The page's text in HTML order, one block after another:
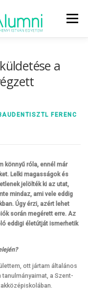
Menü
a
FERENC
könnyű róla, ennél már
Lelki magasságok és
jelölték ki az utat,
mindaz, ami vele eddig
Úgy érzi, azért lehet
során megérett erre. Az
eddigi életútját ismerhetik
ott jártam általános
a Szent-